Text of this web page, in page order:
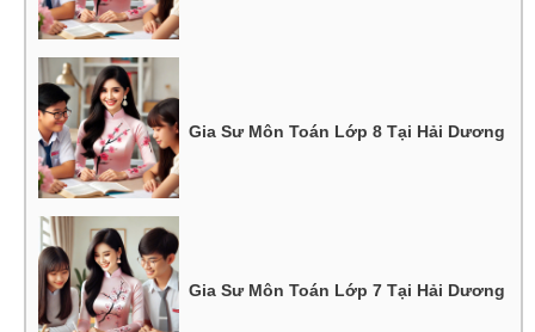
Gia Sư Môn Toán Lớp 8 Tại Hải Dương
Gia Sư Môn Toán Lớp 7 Tại Hải Dương